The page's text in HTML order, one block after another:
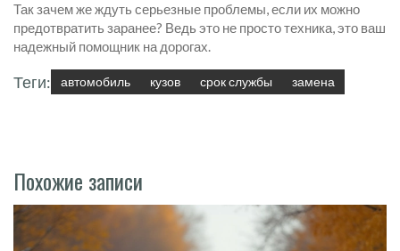
Так зачем же ждуть серьезные проблемы, если их можно
предотвратить заранее? Ведь это не просто техника, это ваш
надежный помощник на дорогах.
Теги: автомобиль кузов срок службы замена
Похожие записи